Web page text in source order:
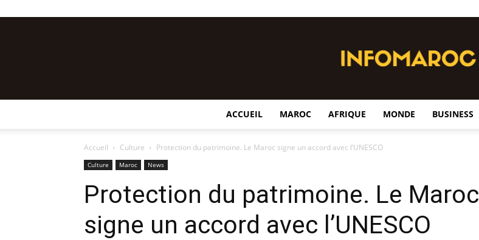
ACCUEIL MAROC AFRIQUE MONDE BUSINESS
Accueil Culture Protection du patrimoine. Le Maroc signe un accord avec l’UNESCO
Culture Maroc News
Protection du patrimoine. Le Maroc
signe un accord avec l’UNESCO